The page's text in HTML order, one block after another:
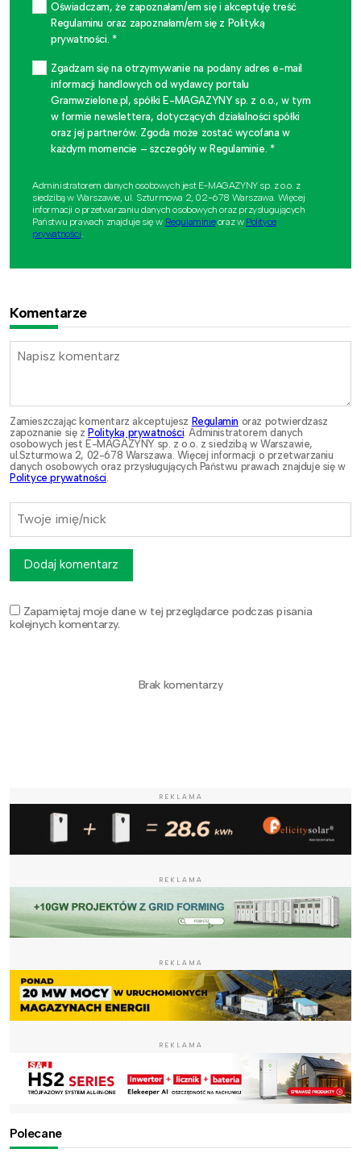
Oświadczam, że zapoznałam/em się i akceptuję treść
Regulaminu oraz zapoznałam/em się z Polityką
prywatności. *
Zgadzam się na otrzymywanie na podany adres e-mail
informacji handlowych od wydawcy portalu
Gramwzielone.pl, spółki E-MAGAZYNY sp. z o.o., w tym
w formie newslettera, dotyczących działalności spółki
oraz jej partnerów. Zgoda może zostać wycofana w
każdym momencie – szczegóły w Regulaminie. *
Administratorem danych osobowych jest E-MAGAZYNY sp. z o.o. z
siedzibą w Warszawie, ul. Szturmowa 2, 02-678 Warszawa. Więcej
informacji o przetwarzaniu danych osobowych oraz przysługujących
Państwu prawach znajduje się w Regulaminieoraz w Polityce
prywatności.
Komentarze
Zamieszczając komentarz akceptujesz Regulamin oraz potwierdzasz
zapoznanie się z Polityką prywatności. Administratorem danych
osobowych jest E-MAGAZYNY sp. z o.o. z siedzibą w Warszawie,
ul.Szturmowa 2, 02-678 Warszawa. Więcej informacji o przetwarzaniu
danych osobowych oraz przysługujących Państwu prawach znajduje się w
Polityce prywatności.
Zapamiętaj moje dane w tej przeglądarce podczas pisania
kolejnych komentarzy.
Dodaj komentarz
Brak komentarzy
REKLAMA
REKLAMA
REKLAMA
REKLAMA
Polecane